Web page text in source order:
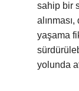
sahip bir
yaşama
yolunda